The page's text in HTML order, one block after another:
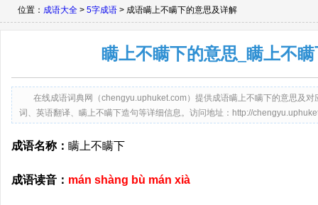
位置： 成语大全 > 5字成语 > 成语瞒上不瞒下的意思及详解
瞒上不瞒下的意思_瞒上不
在线成语词典网（chengyu.uphuket.com）提供成语瞒上不瞒下的意思及
词、英语翻译、瞒上不瞒下造句等详细信息。访问地址：http://
成语名称： 瞒上不瞒下
成语读音： mán shàng bù mán xià